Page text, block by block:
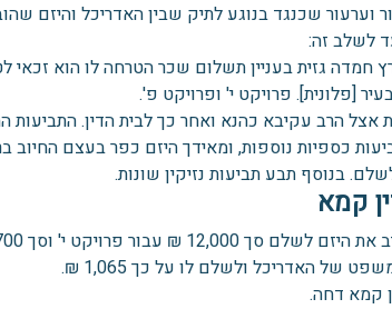
וערעור שכנגד בנוגע לתיק שבין האדריכל והיזם
לשלב זה:
חמדה גזית בעניין תשלום שכר הטרחה לו הוא זכאי
[פלונית]. פרויקט י' ופרויקט פ'.
אצל הרב עקיבא כהנא ואחר כך לבית הדין. התביעות
כספיות נוספות, ומאידך היזם כפר בעצם
בנוסף תבע תביעות נזיקין שונות.
קמא
של האדריכל ולשלם לו על כך 1,065 ₪.
קמא דחה.